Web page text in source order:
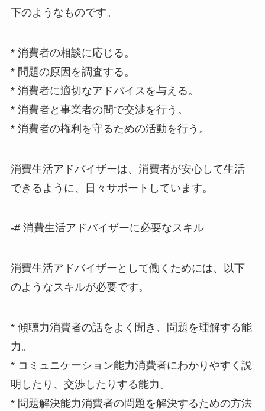
下のようなものです。
* 消費者の相談に応じる。
* 問題の原因を調査する。
* 消費者に適切なアドバイスを与える。
* 消費者と事業者の間で交渉を行う。
* 消費者の権利を守るための活動を行う。
消費生活アドバイザーは、消費者が安心して生活
できるように、日々サポートしています。
-# 消費生活アドバイザーに必要なスキル
消費生活アドバイザーとして働くためには、以下
のようなスキルが必要です。
* 傾聴力消費者の話をよく聞き、問題を理解する能
力。
* コミュニケーション能力消費者にわかりやすく説
明したり、交渉したりする能力。
* 問題解決能力消費者の問題を解決するための方法